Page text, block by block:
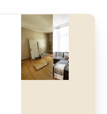
Après